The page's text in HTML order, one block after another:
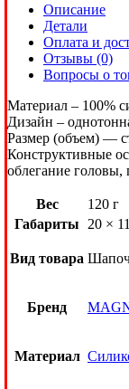
Описание
Детали
Оплата и
Отзывы (0)
Вопросы о
Материал – 100%
Дизайн –
Размер (объем) —
Конструктивные
облегание головы,
Вес
120 г
Габариты
20 ×
Вид товара
Бренд
Материал